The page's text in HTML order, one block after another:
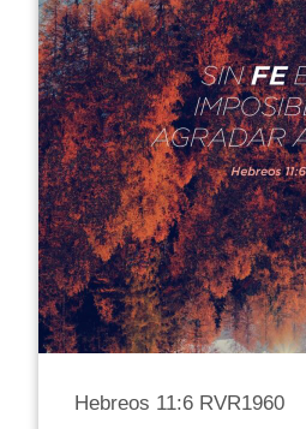
Hebreos 11:6 RVR1960